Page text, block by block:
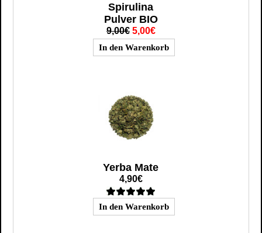
Spirulina
Pulver BIO
9,00€ 5,00€
Yerba Mate
4,90€